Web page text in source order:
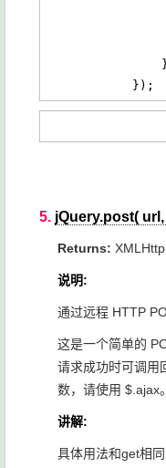
            });
5. jQuery.post(
Returns:
说明:
通过远程 HTTP
这是一个简单的
请求成功时可调用
数，请使用 $.ajax。
讲解:
具体用法和get相